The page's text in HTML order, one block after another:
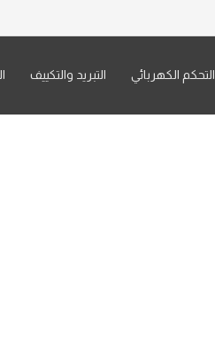
التحكم الكهربائي التبريد والتكييف